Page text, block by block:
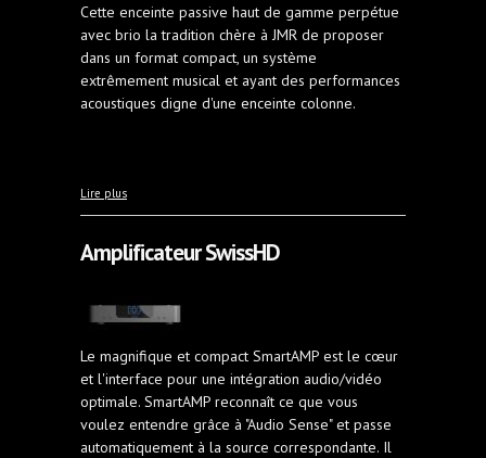
Cette enceinte passive haut de gamme perpétue
avec brio la tradition chère à JMR de proposer
dans un format compact, un système
extrêmement musical et ayant des performances
acoustiques digne d'une enceinte colonne.
Lire plus
Amplificateur SwissHD
Le magnifique et compact SmartAMP est le cœur
et l'interface pour une intégration audio/vidéo
optimale. SmartAMP reconnaît ce que vous
voulez entendre grâce à "Audio Sense" et passe
automatiquement à la source correspondante. Il